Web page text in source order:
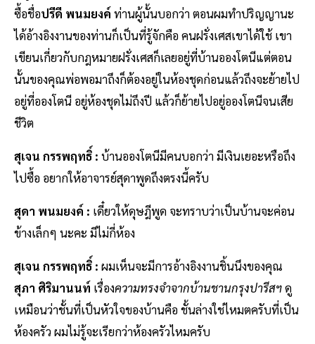
ซื้อชื่อปรีดี พนมยงค์ ท่านผู้นั้นบอกว่า ตอนผมทำปริญญานะ
ได้อ้างอิงงานของท่านก็เป็นที่รู้จักคือ คนฝรั่งเศสเขาได้ใช้ เขา
เขียนเกี่ยวกับกฎหมายฝรั่งเศสก็เลยอยู่ที่บ้านอองโตนีแต่ตอน
นั้นของคุณพ่อพอมาถึงก็ต้องอยู่ในห้องชุดก่อนแล้วถึงจะย้ายไป
อยู่ที่อองโตนี อยู่ห้องชุดไม่ถึงปี แล้วก็ย้ายไปอยู่อองโตนีจนเสีย
ชีวิต
สุเจน กรรพฤทธิ์ : บ้านอองโตนีมีคนบอกว่า มีเงินเยอะหรือถึง
ไปซื้อ อยากให้อาจารย์สุดาพูดถึงตรงนี้ครับ
สุดา พนมยงค์ : เดี๋ยวให้ดุษฎีพูด จะทราบว่าเป็นบ้านจะค่อน
ข้างเล็กๆ นะคะ มีไม่กี่ห้อง
สุเจน กรรพฤทธิ์ : ผมเห็นจะมีการอ้างอิงงานชิ้นนึงของคุณ
สุภา ศิริมานนท์ เรื่องความทรงจำจากบ้านชานกรุงปารีสฯดู
เหมือนว่าชั้นที่เป็นหัวใจของบ้านคือ ชั้นล่างใช่ไหมตครับที่เป็น
ห้องครัว ผมไม่รู้จะเรียกว่าห้องครัวไหมครับ